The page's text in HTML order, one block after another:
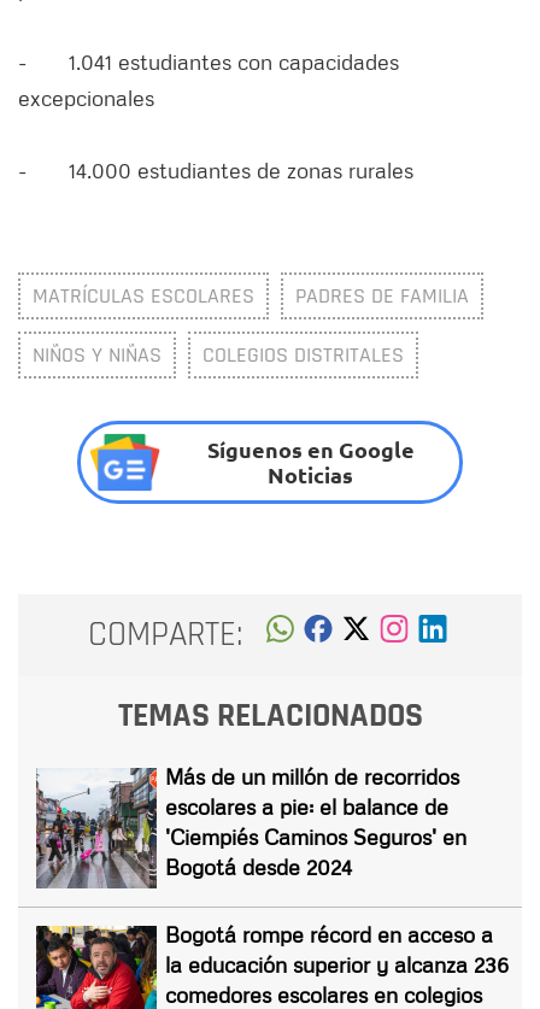
- 1.041 estudiantes con capacidades
excepcionales
- 14.000 estudiantes de zonas rurales
MATRÍCULAS ESCOLARES PADRES DE FAMILIA
NIÑOS Y NIÑAS COLEGIOS DISTRITALES
Síguenos en Google
Noticias
COMPARTE:
TEMAS RELACIONADOS
Más de un millón de recorridos
escolares a pie: el balance de
'Ciempiés Caminos Seguros' en
Bogotá desde 2024
Bogotá rompe récord en acceso a
la educación superior y alcanza 236
comedores escolares en colegios